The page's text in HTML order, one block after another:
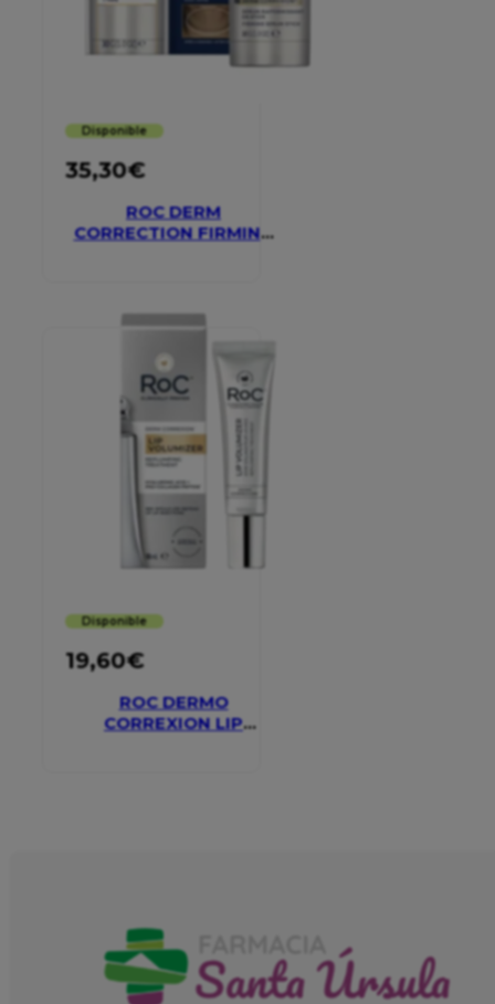
Disponible
35,30€
ROC DERM
CORRECTION FIRMING
Disponible
19,60€
ROC DERMO
CORREXION LIP